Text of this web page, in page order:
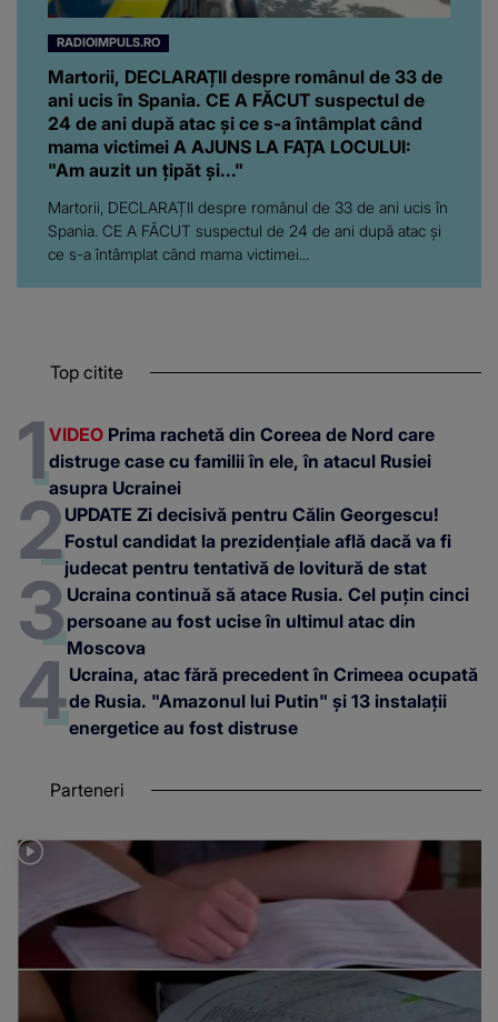
RADIOIMPULS.RO
Martorii, DECLARAȚII despre românul de 33 de
ani ucis în Spania. CE A FĂCUT suspectul de
24 de ani după atac și ce s-a întâmplat când
mama victimei A AJUNS LA FAȚA LOCULUI:
"Am auzit un țipăt și..."
Martorii, DECLARAȚII despre românul de 33 de ani ucis în
Spania. CE A FĂCUT suspectul de 24 de ani după atac și
ce s-a întâmplat când mama victimei...
Top citite
VIDEO Prima rachetă din Coreea de Nord care
distruge case cu familii în ele, în atacul Rusiei
asupra Ucrainei
UPDATE Zi decisivă pentru Călin Georgescu!
Fostul candidat la prezidențiale află dacă va fi
judecat pentru tentativă de lovitură de stat
Ucraina continuă să atace Rusia. Cel puțin cinci
persoane au fost ucise în ultimul atac din
Moscova
Ucraina, atac fără precedent în Crimeea ocupată
de Rusia. "Amazonul lui Putin" și 13 instalații
energetice au fost distruse
Parteneri